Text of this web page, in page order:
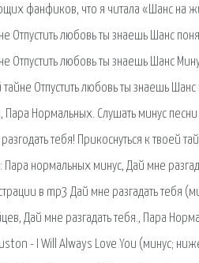
фанфиков, что я читала «Шанс
Отпустить любовь ты знаешь Шанс
Отпустить любовь ты знаешь Шанс
тайне Отпустить любовь ты знаешь
Пара Нормальных. Слушать минус
тебя! Прикоснуться к твоей
Пара нормальных минус, Дай мне
в mp3 Дай мне разгадать тебя
Дай мне разгадать тебя., Пара
- I Will Always Love You (минус;